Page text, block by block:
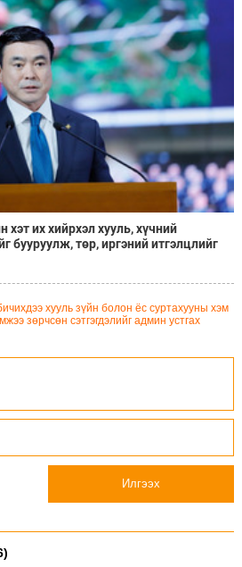
их хийрхэл хууль, хүчний
бууруулж, төр, иргэний итгэлцлийг
хууль зүйн болон ёс суртахууны хэм
зөрчсөн сэтгэгдэлийг админ устгах
Илгээх